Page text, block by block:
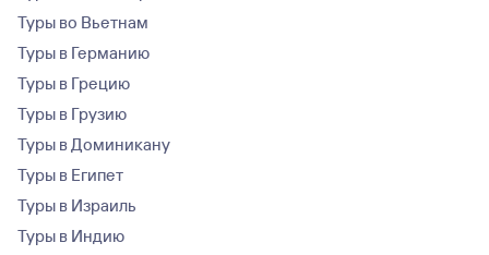
Туры во Вьетнам
Туры в Германию
Туры в Грецию
Туры в Грузию
Туры в Доминикану
Туры в Египет
Туры в Израиль
Туры в Индию